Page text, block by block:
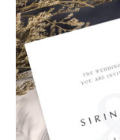
ป้ายของชำร่วยงาน
การ์ดงานบวช
การ์ดขึ้นบ้านใหม่
ซองเปล่า